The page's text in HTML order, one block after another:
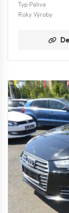
Typ Paliva
Roky Výroby